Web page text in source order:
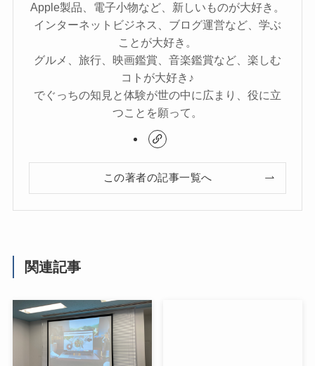
Apple製品、電子小物など、新しいものが大好き。
インターネットビジネス、ブログ運営など、学ぶ
ことが大好き。
グルメ、旅行、映画鑑賞、音楽鑑賞など、楽しむ
コトが大好き♪
でぐっちの知見と体験が世の中に広まり、役に立
つことを願って。
この著者の記事一覧へ
関連記事